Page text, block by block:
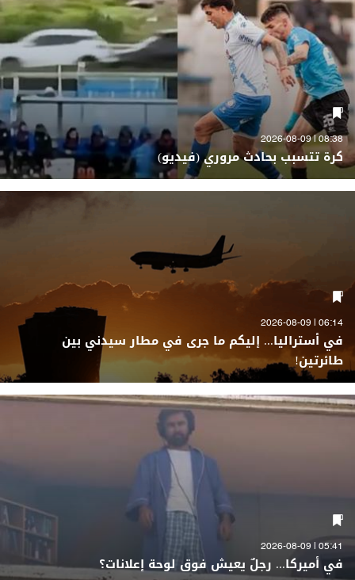
08:38 | 2026-08-09
كرة تتسبب بحادث مروري (فيديو)
06:14 | 2026-08-09
في أستراليا... إليكم ما جرى في مطار سيدني بين
طائرتين!
05:41 | 2026-08-09
في أميركا... رجلٌ يعيش فوق لوحة إعلانات؟